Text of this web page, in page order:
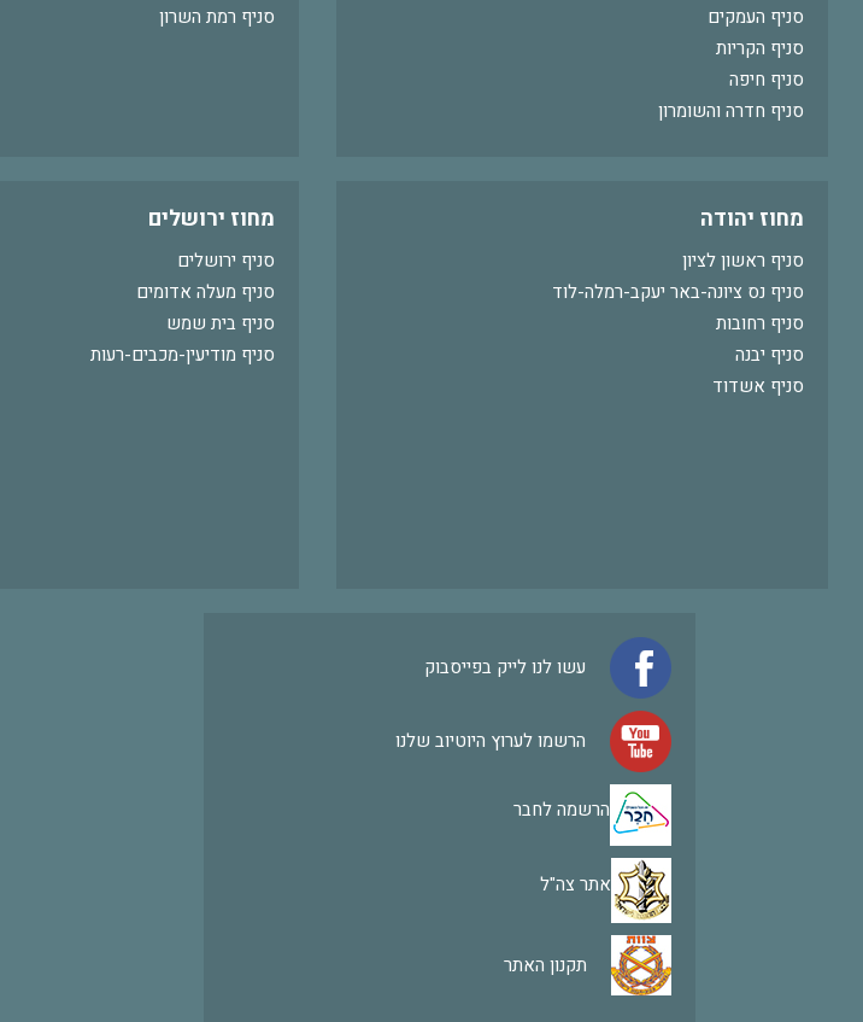
סניף העמקים
סניף הקריות
סניף חיפה
סניף חדרה והשומרון
סניף רמת השרון
מחוז יהודה
סניף ראשון לציון
סניף נס ציונה-באר יעקב-רמלה-לוד
סניף רחובות
סניף יבנה
סניף אשדוד
מחוז ירושלים
סניף ירושלים
סניף מעלה אדומים
סניף בית שמש
סניף מודיעין-מכבים-רעות
עשו לנו לייק בפייסבוק
הרשמו לערוץ היוטיוב שלנו
הרשמה לחבר
אתר צה"ל
תקנון האתר